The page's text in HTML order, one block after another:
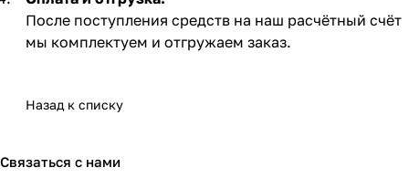
После поступления средств на наш расчётный счёт
мы комплектуем и отгружаем заказ.​
Назад к списку
Связаться с нами